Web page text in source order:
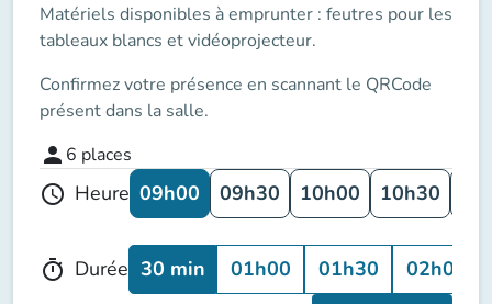
Matériels disponibles à emprunter : feutres pour les
tableaux blancs et vidéoprojecteur.
Confirmez votre présence en scannant le QRCode
présent dans la salle.
person 6 places
schedule Heure 09h00 09h30 10h00 10h30
timer Durée 30 min 01h00 01h30 02h00